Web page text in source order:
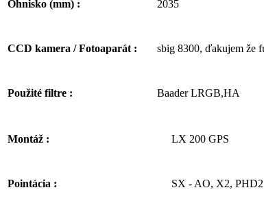
Ohnisko (mm) : 2035
CCD kamera / Fotoaparát : sbig 8300, ďakujem že
Použité filtre : Baader LRGB,HA
Montáž : LX 200 GPS
Pointácia : SX - AO, X2, PHD2